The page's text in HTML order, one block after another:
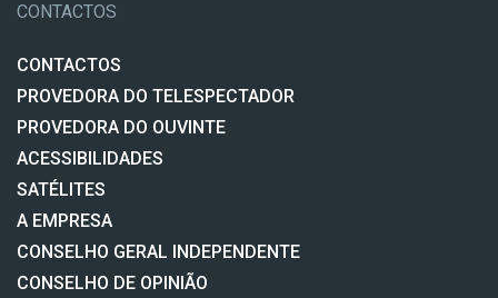
CONTACTOS
CONTACTOS
PROVEDORA DO TELESPECTADOR
PROVEDORA DO OUVINTE
ACESSIBILIDADES
SATÉLITES
A EMPRESA
CONSELHO GERAL INDEPENDENTE
CONSELHO DE OPINIÃO